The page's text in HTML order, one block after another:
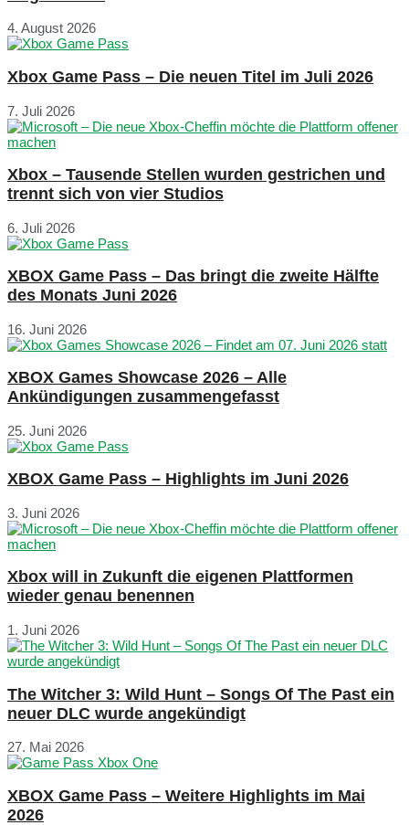
4. August 2026
Xbox Game Pass – Die neuen Titel im Juli 2026
7. Juli 2026
Xbox – Tausende Stellen wurden gestrichen und
trennt sich von vier Studios
6. Juli 2026
XBOX Game Pass – Das bringt die zweite Hälfte
des Monats Juni 2026
16. Juni 2026
XBOX Games Showcase 2026 – Alle
Ankündigungen zusammengefasst
25. Juni 2026
XBOX Game Pass – Highlights im Juni 2026
3. Juni 2026
Xbox will in Zukunft die eigenen Plattformen
wieder genau benennen
1. Juni 2026
The Witcher 3: Wild Hunt – Songs Of The Past ein
neuer DLC wurde angekündigt
27. Mai 2026
XBOX Game Pass – Weitere Highlights im Mai
2026